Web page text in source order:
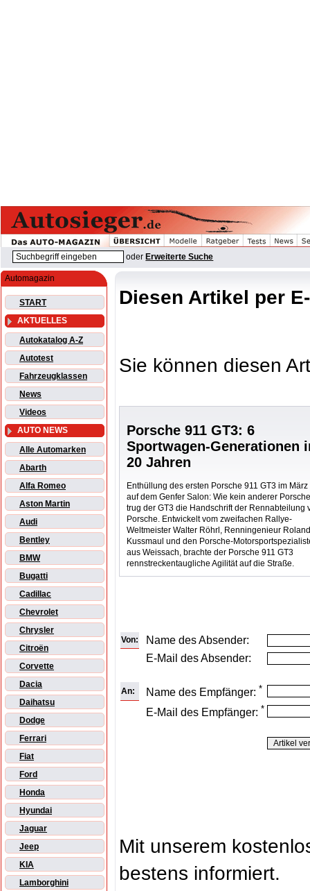
oder Erweiterte Suche
Automagazin
START
AKTUELLES
Autokatalog A-Z
Autotest
Fahrzeugklassen
News
Videos
AUTO NEWS
Alle Automarken
Abarth
Alfa Romeo
Aston Martin
Audi
Bentley
BMW
Bugatti
Cadillac
Chevrolet
Chrysler
Citroën
Corvette
Dacia
Daihatsu
Dodge
Ferrari
Fiat
Ford
Honda
Hyundai
Jaguar
Jeep
KIA
Lamborghini
Diesen Artikel per
Sie können diesen
Porsche 911 GT3: 6
Sportwagen-Generationen
20 Jahren
Enthüllung des ersten Porsche 911 GT3 im
auf dem Genfer Salon: Wie kein anderer
trug der GT3 die Handschrift der Rennabteilung
Porsche. Entwickelt vom zweifachen Rallye-
Weltmeister Walter Röhrl, Renningenieur
Kussmaul und den Porsche-
aus Weissach, brachte der Porsche 911 GT3
rennstreckentaugliche Agilität auf die Straße.
Von:
Name des Absender:
E-Mail des Absender:
An: Name des Empfänger: *
E-Mail des Empfänger: *
Mit unserem
bestens informiert.